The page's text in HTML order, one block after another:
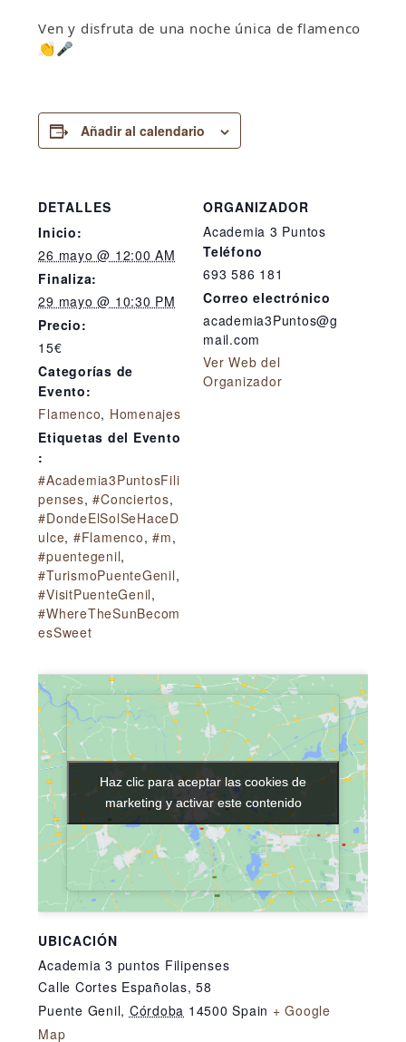
Ven y disfruta de una noche única de flamenco
👏🎤
Añadir al calendario
DETALLES
Inicio:
26 mayo @ 12:00 AM
Finaliza:
29 mayo @ 10:30 PM
Precio:
15€
Categorías de
Evento:
Flamenco, Homenajes
Etiquetas del Evento
:
#Academia3PuntosFili
penses,#Conciertos,
#DondeElSolSeHaceD
ulce, #Flamenco,#m,
#puentegenil,
#TurismoPuenteGenil,
#VisitPuenteGenil,
#WhereTheSunBecom
esSweet
ORGANIZADOR
Academia 3 Puntos
Teléfono
693 586 181
Correo electrónico
academia3Puntos@g
mail.com
Ver Web del
Organizador
UBICACIÓN
Academia 3 puntos Filipenses
Calle Cortes Españolas, 58
Puente Genil, Córdoba 14500 Spain + Google
Map
Haz clic para aceptar las cookies de
marketing y activar este contenido
Haz clic para aceptar las cookies de
marketing y activar este contenido